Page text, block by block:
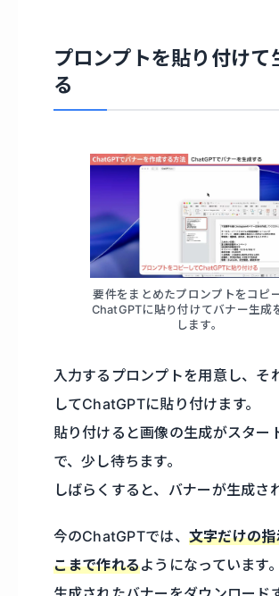
プロンプトを貼り付けて
る
要件をまとめたプロンプトをコピー
ChatGPTに貼り付けてバナー生成
します。
入力するプロンプトを用意し、そ
してChatGPTに貼り付けます。
貼り付けると画像の生成がスター
で、少し待ちます。
しばらくすると、バナーが生成さ
今のChatGPTでは、 文字だけの
こまで作れるようになっています。